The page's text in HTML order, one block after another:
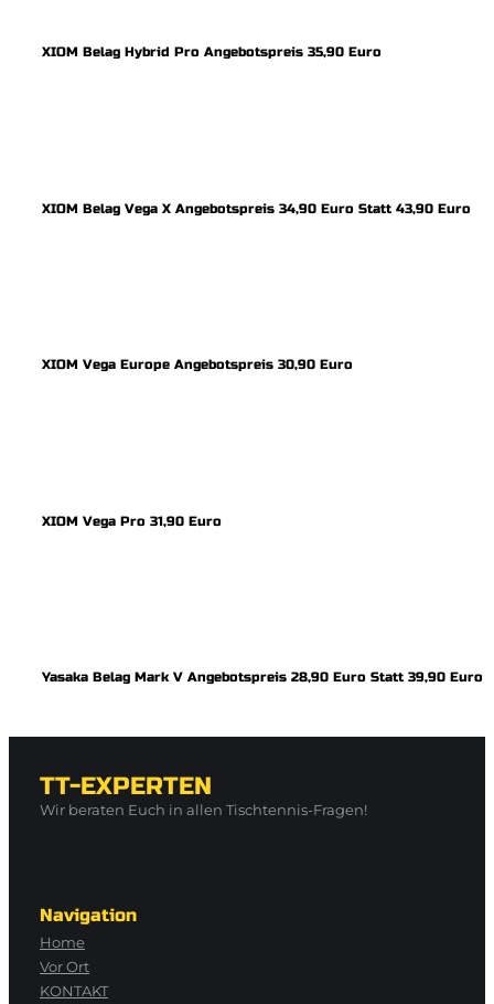
XIOM Belag Hybrid Pro Angebotspreis 35,90 Euro
XIOM Belag Vega X Angebotspreis 34,90 Euro Statt 43,90 Euro
XIOM Vega Europe Angebotspreis 30,90 Euro
XIOM Vega Pro 31,90 Euro
Yasaka Belag Mark V Angebotspreis 28,90 Euro Statt 39,90 Euro
TT-EXPERTEN
Wir beraten Euch in allen Tischtennis-Fragen!
Navigation
Home
Vor Ort
KONTAKT